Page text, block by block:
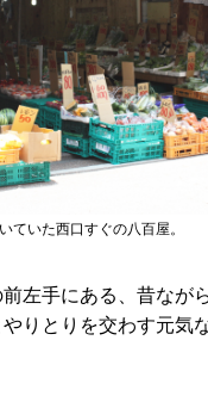
ていた西口すぐの八百屋。
左手にある、昔なが
りとりを交わす元気